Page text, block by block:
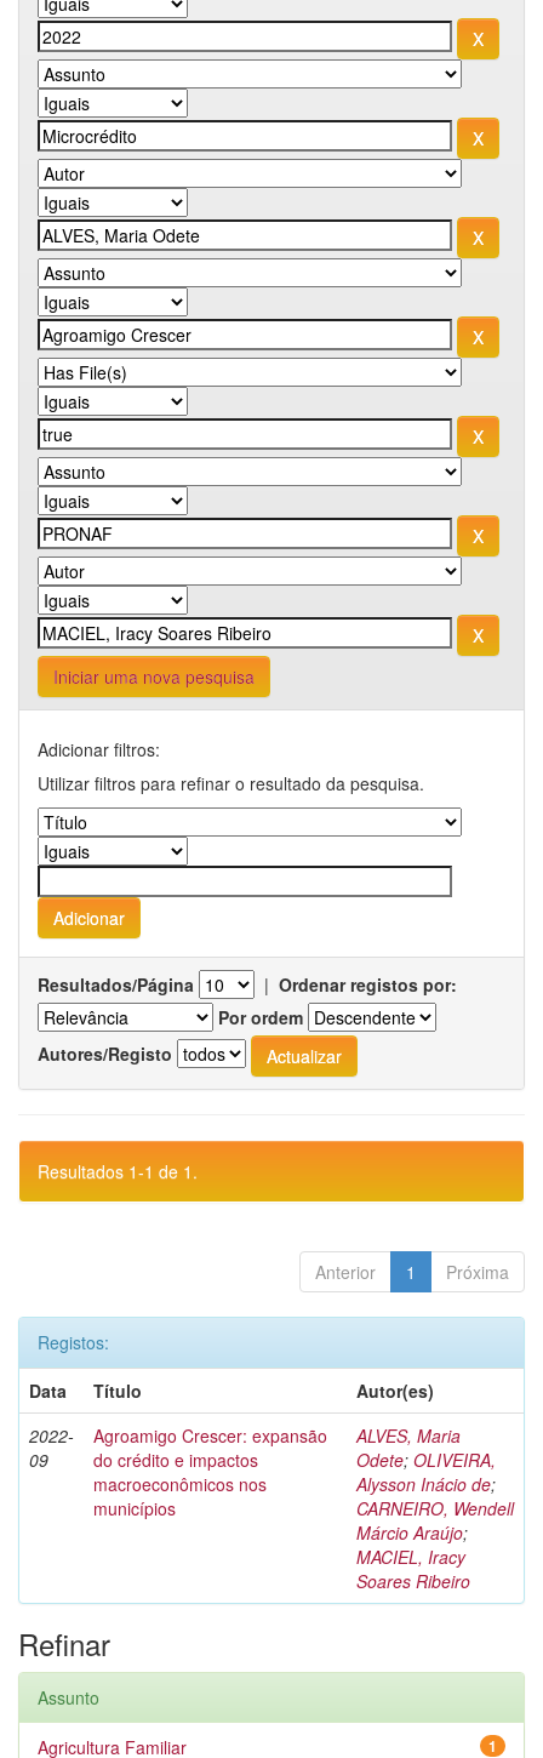
Iniciar uma nova pesquisa
Adicionar filtros:
Utilizar filtros para refinar o resultado da pesquisa.
Resultados/Página | Ordenar registos por:
Por ordem
Autores/Registo
Resultados 1-1 de 1.
Anterior 1 Próxima
Registos:
Data
Título
Autor(es)
2022-
09
Agroamigo Crescer: expansão
do crédito e impactos
macroeconômicos nos
municípios
ALVES, Maria
Odete; OLIVEIRA,
Alysson Inácio de;
CARNEIRO, Wendell
Márcio Araújo;
MACIEL, Iracy
Soares Ribeiro
Refinar
Assunto
1
Agricultura Familiar